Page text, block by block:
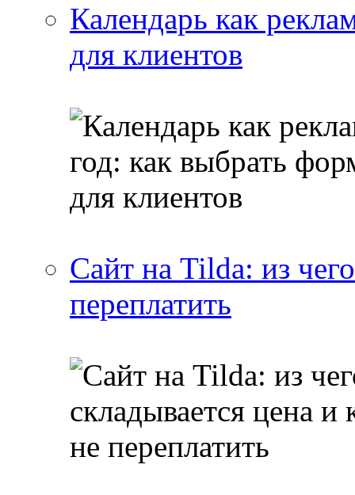
Календарь как
для клиентов
Сайт на Tilda: из
переплатить